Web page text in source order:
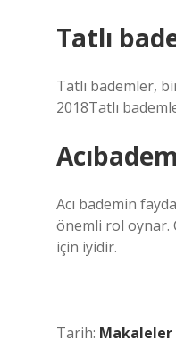
Tatlı
Tatlı bademler,
2018Tatlı
Acı bademin
önemli rol oynar.
için iyidir.
Tarih: Makaleler